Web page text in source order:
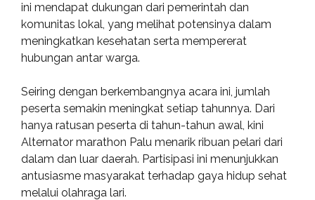
ini mendapat dukungan dari pemerintah dan
komunitas lokal, yang melihat potensinya dalam
meningkatkan kesehatan serta mempererat
hubungan antar warga.
Seiring dengan berkembangnya acara ini, jumlah
peserta semakin meningkat setiap tahunnya. Dari
hanya ratusan peserta di tahun-tahun awal, kini
Alternator marathon Palu menarik ribuan pelari dari
dalam dan luar daerah. Partisipasi ini menunjukkan
antusiasme masyarakat terhadap gaya hidup sehat
melalui olahraga lari.